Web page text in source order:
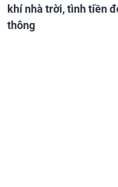
khí nhà trời, tình tiền
thông